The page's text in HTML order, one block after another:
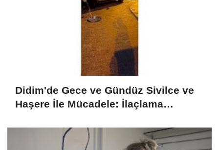
Didim'de Gece ve Gündüz Sivilce ve
Haşere İle Mücadele: İlaçlama